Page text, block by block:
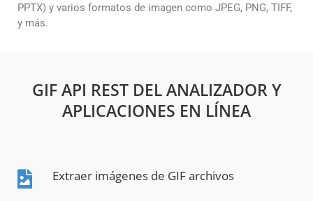
PPTX) y varios formatos de imagen como JPEG, PNG, TIFF,
y más.
GIF API REST DEL ANALIZADOR Y
APLICACIONES EN LÍNEA
Extraer imágenes de GIF archivos